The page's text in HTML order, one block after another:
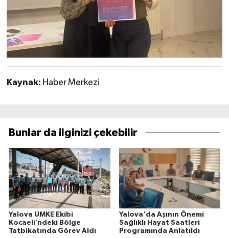
Kaynak: Haber Merkezi
Bunlar da ilginizi çekebilir
Yalova UMKE Ekibi
Kocaeli’ndeki Bölge
Tatbikatında Görev Aldı
Yalova'da Aşının Önemi
Sağlıklı Hayat Saatleri
Programında Anlatıldı